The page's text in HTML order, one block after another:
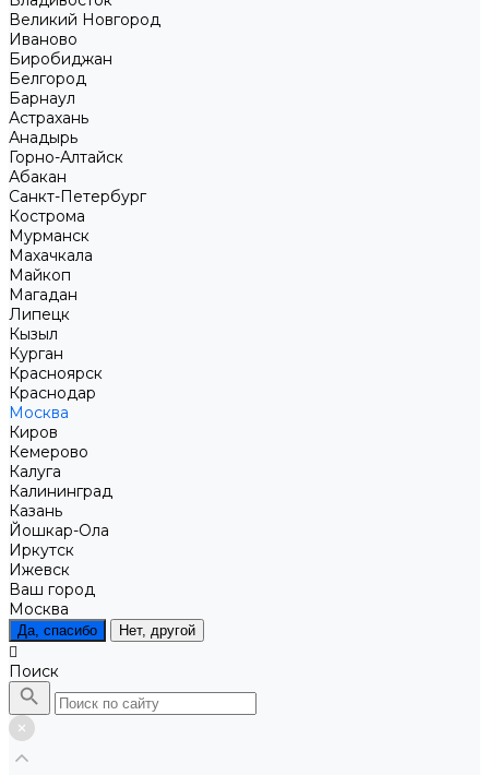
Великий Новгород
Иваново
Биробиджан
Белгород
Барнаул
Астрахань
Анадырь
Горно-Алтайск
Абакан
Санкт-Петербург
Кострома
Мурманск
Махачкала
Майкоп
Магадан
Липецк
Кызыл
Курган
Красноярск
Краснодар
Москва
Киров
Кемерово
Калуга
Калининград
Казань
Йошкар-Ола
Иркутск
Ижевск
Ваш город
Москва
Да, спасибо Нет, другой
Поиск